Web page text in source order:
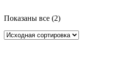
Показаны все (2)